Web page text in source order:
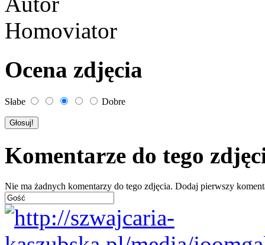
Homoviator
Ocena zdjęcia
Słabe Dobre
Komentarze do tego
Nie ma żadnych komentarzy do tego zdjęcia. Dodaj pierwszy